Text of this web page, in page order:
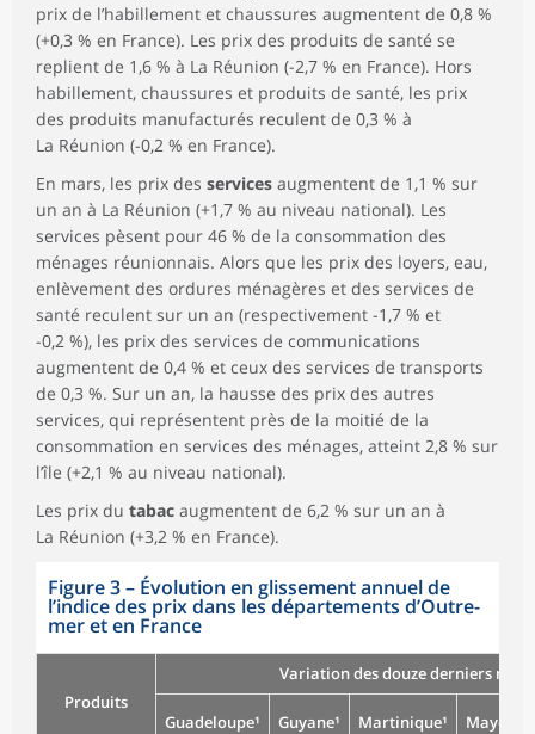
prix de l’habillement et chaussures augmentent de 0,8 %
(+0,3 % en France). Les prix des produits de santé se
replient de 1,6 % à La Réunion (-2,7 % en France). Hors
habillement, chaussures et produits de santé, les prix
des produits manufacturés reculent de 0,3 % à
La Réunion (-0,2 % en France).
En mars, les prix des services augmentent de 1,1 % sur
un an à La Réunion (+1,7 % au niveau national). Les
services pèsent pour 46 % de la consommation des
ménages réunionnais. Alors que les prix des loyers, eau,
enlèvement des ordures ménagères et des services de
santé reculent sur un an (respectivement -1,7 % et
-0,2 %), les prix des services de communications
augmentent de 0,4 % et ceux des services de transports
de 0,3 %. Sur un an, la hausse des prix des autres
services, qui représentent près de la moitié de la
consommation en services des ménages, atteint 2,8 % sur
l’île (+2,1 % au niveau national).
Les prix du tabac augmentent de 6,2 % sur un an à
La Réunion (+3,2 % en France).
Figure 3– Évolution en glissement annuel de
l’indice des prix dans les départements d’Outre-
mer et en France
Produits
Variation des douze derniers mois
Guadeloupe¹ Guyane¹ Martinique¹ Mayotte¹